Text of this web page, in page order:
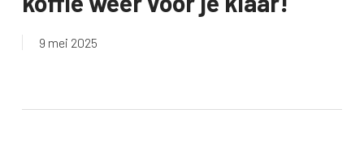
9 mei 2025